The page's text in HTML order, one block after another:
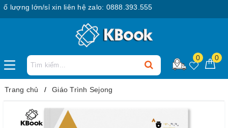
lớn/sỉ xin liên hệ zalo: 0888.393.555
0 0
Trang chủ Giáo Trình Sejong